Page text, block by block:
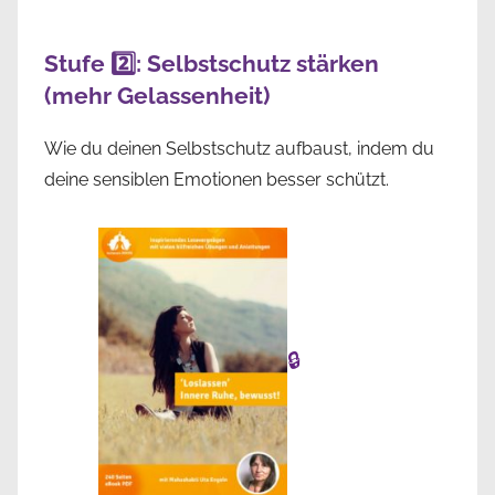
Stufe 2️⃣: Selbstschutz stärken
(mehr Gelassenheit)
Wie du deinen Selbstschutz aufbaust, indem du
deine sensiblen Emotionen besser schützt.
🔒